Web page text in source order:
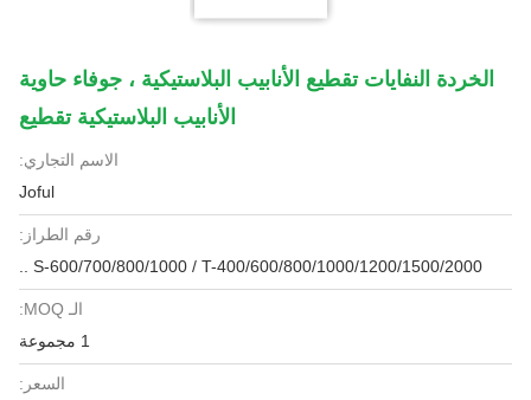
الخردة النفايات تقطيع الأنابيب البلاستيكية ، جوفاء حاوية
الأنابيب البلاستيكية تقطيع
الاسم التجاري:
Joful
رقم الطراز:
S-600/700/800/1000 / T-400/600/800/1000/1200/1500/2000 ..
الـ MOQ:
1 مجموعة
السعر: